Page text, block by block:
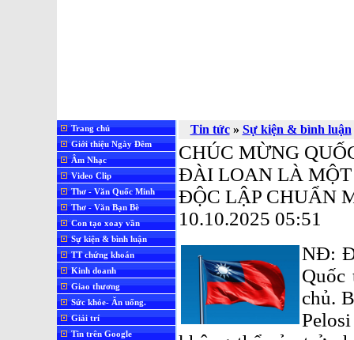
Trang chủ
Giới thiệu Ngày Đêm
Âm Nhạc
Video Clip
Thơ - Văn Quốc Minh
Thơ - Văn Bạn Bè
Con tạo xoay vần
Sự kiện & bình luận
TT chứng khoán
Kinh doanh
Giao thương
Sức khỏe- Ăn uống.
Giải trí
Tin trên Google
Tin tức» Sự kiện & bình luận
CHÚC MỪNG
ĐÀI LOAN LÀ MỘT
ĐỘC LẬP CHUẨN
10.10.2025 05:51
NĐ:
Quốc
chủ.